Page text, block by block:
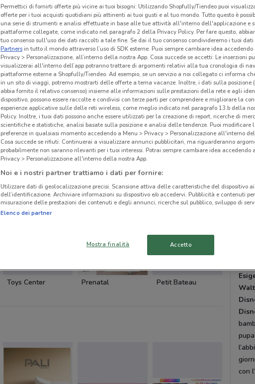
8.3 km
Toys Center Prenatal Petit Bateau
i
una
del
tutto
gli
le
con l’
Permettici di fornirti offerte più vicine ai tuoi bisogni: Utilizzando Shopfully/Tiendeo puoi
offerte per i tuoi acquisti quotidiani più attinenti ai tuoi gusti e al tuo mondo. Tutto questo è
una serie di strumenti e analisi effettuate in base alle tue attività all'interno dell'applicazione e
piattaforme collegate, come indicato nel paragrafo 2 della Privacy Policy. Per fare questo,
tuo consenso sull'uso dei dati raccolti a tale fine. Se dai il tuo consenso condivideremo i tuoi dati
Partnersin tutto il mondo attraverso l’uso di SDK esterne. Puoi sempre cambiare idea accedendo
Privacy > Personalizzazione, all’interno della nostra App. Cosa succede se accetti: Le inserzioni
visualizzerai all'interno dell’app potranno trattare di argomenti relativi alla tua cronologia di
piattaforme esterne a Shopfully/Tiendeo. Ad esempio, se un servizio a noi collegato ci informa
in un sito di viaggi, potremo mostrarti delle offerte a tema vacanze. Inoltre, i dati sulla posizione
abbia fornito il relativo consenso) insieme alle informazioni sulle prestazioni della rete e agli
dispositivo, possono essere raccolte e condivisi con terze parti per comprendere e migliorare la
esperienze applicative sulle delle reti wireless, come meglio indicato nel paragrafo 13.b della
Policy. Inoltre, i tuoi dati possono anche essere utilizzati per la creazione di report, ricerche di
scientifiche e statistiche, analisi basate sulla posizione e analisi delle tendenze. Puoi modificare
preferenze in qualsiasi momento accedendo a Menu > Privacy > Personalizzazione all'interno
Cosa succede se rifiuti: Continuerai a visualizzare annunci pubblicitari, ma riguarderanno
probabilmente non saranno rilevanti per i tuoi interessi. Potrai sempre cambiare idea accedendo
Privacy > Personalizzazione all'interno della nostra App.
Noi e i nostri partner trattiamo i dati per fornire:
Utilizzare dati di geolocalizzazione precisi. Scansione attiva delle caratteristiche del dispositivo
dell’identificazione. Archiviare informazioni su dispositivo e/o accedervi. Pubblicità e contenuti
misurazione delle prestazioni dei contenuti e degli annunci, ricerche sul pubblico, sviluppo di
Elenco dei partner
Mostra finalità Accetto